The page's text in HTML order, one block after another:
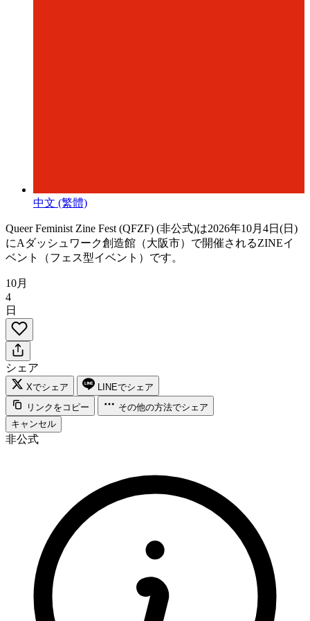
中文 (繁體)
Queer Feminist Zine Fest (QFZF) (非公式)は2026年10月4日(日)
にAダッシュワーク創造館（大阪市）で開催されるZINEイ
ベント（フェス型イベント）です。
10月
4
日
シェア
Xでシェア
LINEでシェア
リンクをコピー
その他の方法でシェア
キャンセル
非公式